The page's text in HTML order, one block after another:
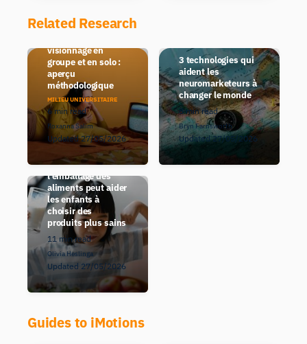
Related Research
Comparaison entre
visionnage en
groupe et en solo :
aperçu
méthodologique
MILIEU UNIVERSITAIRE
6 min read
Roxanna Salim
Updated 27/05/2026
3 technologies qui
aident les
neuromarketeurs à
changer le monde
8 min read
Bryn Farnsworth
Updated 27/05/2026
Comment
l'emballage des
aliments peut aider
les enfants à
choisir des
produits plus sains
11 min read
Olivia Heslinga
Updated 27/05/2026
Guides to iMotions